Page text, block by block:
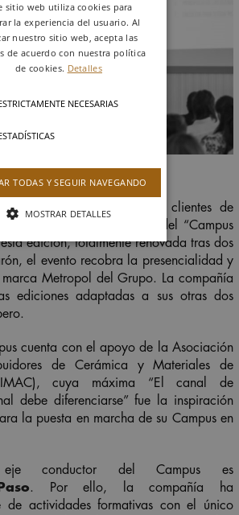
22 de junio, un grupo de clientes de
de una nueva edición del “Campus
edición, totalmente renovada tras dos
el evento recobra la presencialidad y
Metropol del Grupo. La compañía
ediciones adaptadas a sus otras dos
cuenta con el apoyo de la Asociación
de Cerámica y Materiales de
cuya máxima “El canal de
debe diferenciarse” fue la inspiración
la puesta en marcha de su Campus en
conductor del Campus es
. Por ello, la compañía ha
de actividades formativas con el único
sitio web utiliza cookies para
la experiencia del usuario. Al
nuestro sitio web, acepta las
de acuerdo con nuestra política
de cookies. Detalles
NECESARIAS
TODAS Y SEGUIR NAVEGANDO
MOSTRAR DETALLES